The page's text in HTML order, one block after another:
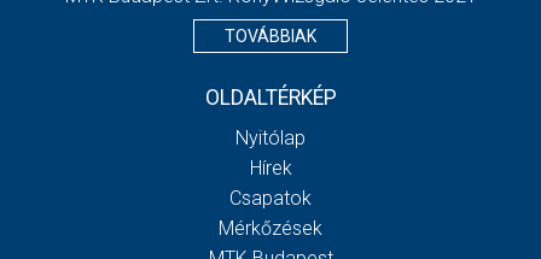
TOVÁBBIAK
OLDALTÉRKÉP
Nyitólap
Hírek
Csapatok
Mérkőzések